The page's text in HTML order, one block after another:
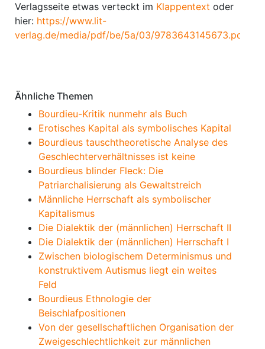
Verlagsseite etwas verteckt im Klappentext oder
hier: https://www.lit-
verlag.de/media/pdf/be/5a/03/9783643145673.pdf
Ähnliche Themen
Bourdieu-Kritik nunmehr als Buch
Erotisches Kapital als symbolisches Kapital
Bourdieus tauschtheoretische Analyse des
Geschlechterverhältnisses ist keine
Bourdieus blinder Fleck: Die
Patriarchalisierung als Gewaltstreich
Männliche Herrschaft als symbolischer
Kapitalismus
Die Dialektik der (männlichen) Herrschaft II
Die Dialektik der (männlichen) Herrschaft I
Zwischen biologischem Determinismus und
konstruktivem Autismus liegt ein weites
Feld
Bourdieus Ethnologie der
Beischlafpositionen
Von der gesellschaftlichen Organisation der
Zweigeschlechtlichkeit zur männlichen